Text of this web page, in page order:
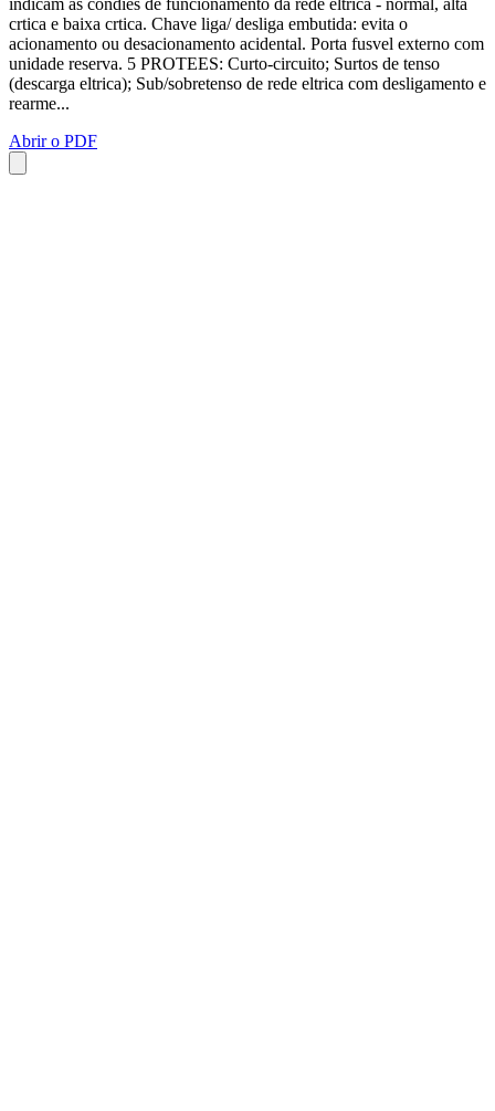
crtica e baixa crtica. Chave liga/ desliga embutida: evita o
acionamento ou desacionamento acidental. Porta fusvel externo com
unidade reserva. 5 PROTEES: Curto-circuito; Surtos de tenso
(descarga eltrica); Sub/sobretenso de rede eltrica com desligamento e
rearme...
Abrir o PDF